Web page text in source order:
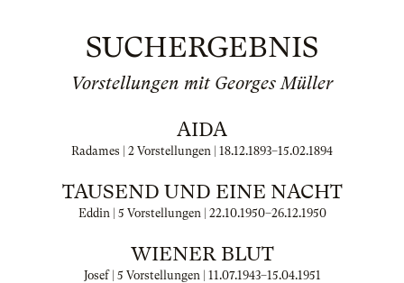
SUCHERGEBNIS
Vorstellungen mit Georges Müller
AIDA
Radames | 2 Vorstellungen | 18.12.1893–15.02.1894
TAUSEND UND EINE NACHT
Eddin | 5 Vorstellungen | 22.10.1950–26.12.1950
WIENER BLUT
Josef | 5 Vorstellungen | 11.07.1943–15.04.1951